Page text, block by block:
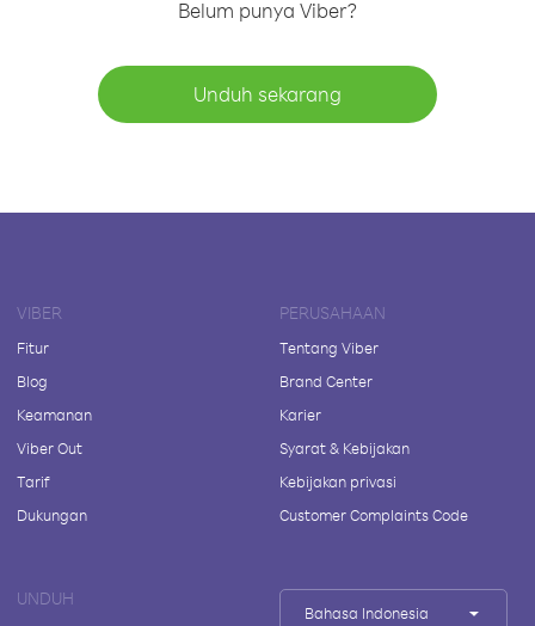
Belum punya Viber?
Unduh sekarang
VIBER
Fitur
Blog
Keamanan
Viber Out
Tarif
Dukungan
PERUSAHAAN
Tentang Viber
Brand Center
Karier
Syarat & Kebijakan
Kebijakan privasi
Customer Complaints Code
UNDUH
Bahasa Indonesia